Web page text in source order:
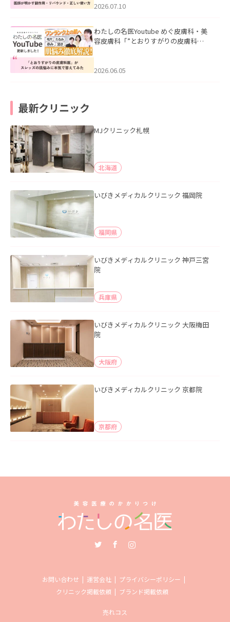
た。
2026.07.10
わたしの名医Youtube めぐ皮膚科・美
容皮膚科「”とおりすがりの皮膚科
2026.06.05
最新クリニック
MJクリニック札幌
北海道
いびきメディカルクリニック 福岡院
福岡県
いびきメディカルクリニック 神戸三宮
院
兵庫県
いびきメディカルクリニック 大阪梅田
院
大阪府
いびきメディカルクリニック 京都院
京都府
お問い合わせ 運営会社
プライバシーポリシー
クリニック掲載依頼
ブランド掲載依頼
売れコス